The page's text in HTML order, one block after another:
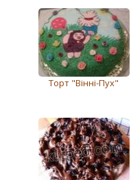
Торт "Вінні-Пух"